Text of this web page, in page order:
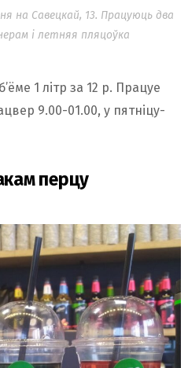
на Савецкай, 13. Працуюць два
і летняя пляцоўка
1 літр за 12 р. Працуе
9.00-01.00, у пятніцу-
перцу